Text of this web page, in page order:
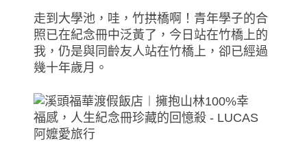
走到大學池，哇，竹拱橋啊！青年學子的合
照已在紀念冊中泛黃了，今日站在竹橋上的
我，仍是與同齡友人站在竹橋上，卻已經過
幾十年歲月。